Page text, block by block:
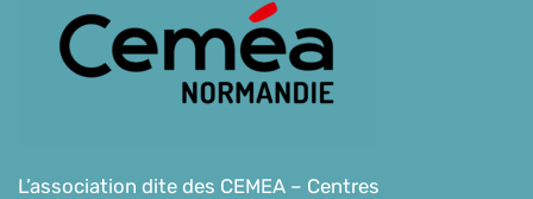
L’association dite des CEMEA – Centres